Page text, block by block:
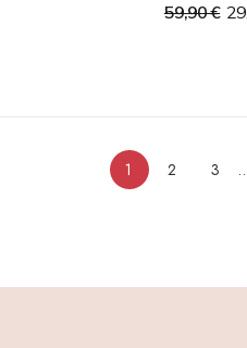
59,90 €
1 2 3